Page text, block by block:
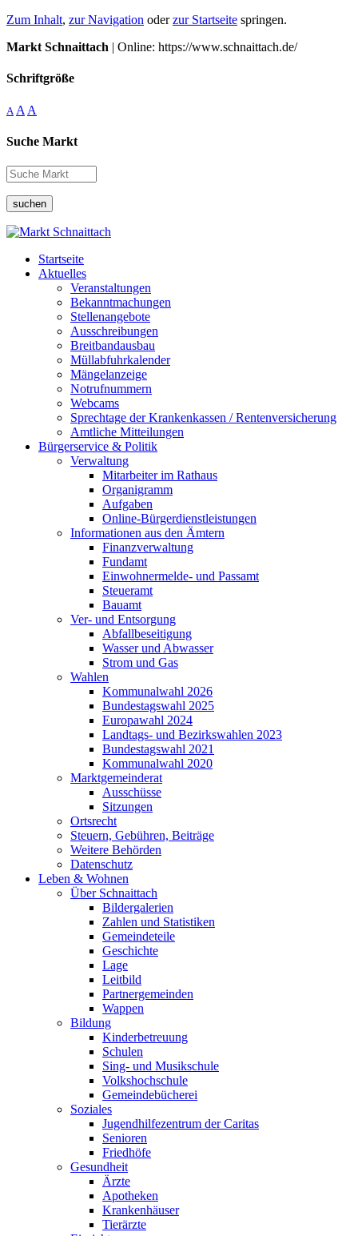
Zum Inhalt, zur Navigation oderzur Startseite springen.
Markt Schnaittach | Online: https://www.schnaittach.de/
Schriftgröße
A A A
Suche Markt
suchen
Startseite
Aktuelles
Veranstaltungen
Bekanntmachungen
Stellenangebote
Ausschreibungen
Breitbandausbau
Müllabfuhrkalender
Mängelanzeige
Notrufnummern
Webcams
Sprechtage der Krankenkassen / Rentenversicherung
Amtliche Mitteilungen
Bürgerservice & Politik
Verwaltung
Mitarbeiter im Rathaus
Organigramm
Aufgaben
Online-Bürgerdienstleistungen
Informationen aus den Ämtern
Finanzverwaltung
Fundamt
Einwohnermelde- und Passamt
Steueramt
Bauamt
Ver- und Entsorgung
Abfallbeseitigung
Wasser und Abwasser
Strom und Gas
Wahlen
Kommunalwahl 2026
Bundestagswahl 2025
Europawahl 2024
Landtags- und Bezirkswahlen 2023
Bundestagswahl 2021
Kommunalwahl 2020
Marktgemeinderat
Ausschüsse
Sitzungen
Ortsrecht
Steuern, Gebühren, Beiträge
Weitere Behörden
Datenschutz
Leben & Wohnen
Über Schnaittach
Bildergalerien
Zahlen und Statistiken
Gemeindeteile
Geschichte
Lage
Leitbild
Partnergemeinden
Wappen
Bildung
Kinderbetreuung
Schulen
Sing- und Musikschule
Volkshochschule
Gemeindebücherei
Soziales
Jugendhilfezentrum der Caritas
Senioren
Friedhöfe
Gesundheit
Ärzte
Apotheken
Krankenhäuser
Tierärzte